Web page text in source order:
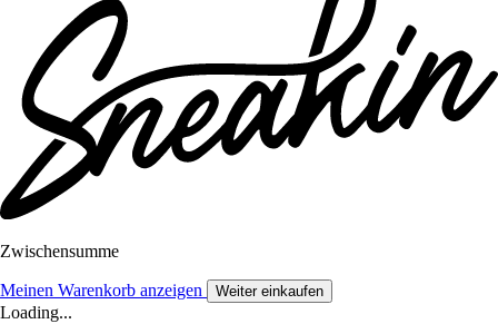
Zwischensumme
Meinen Warenkorb anzeigen Weiter einkaufen
Loading...